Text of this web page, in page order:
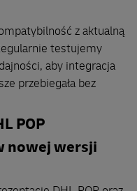
z aktualną
testujemy
aby integracja
przebiegała bez
POP
nowej wersji